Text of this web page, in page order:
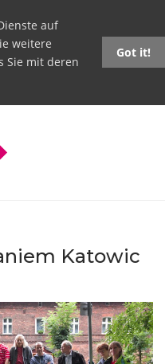
auf
weitere
Sie mit deren
Got it!
Katowic